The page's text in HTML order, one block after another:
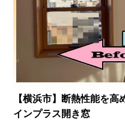
【横浜市】断熱性能を高
インプラス開き窓